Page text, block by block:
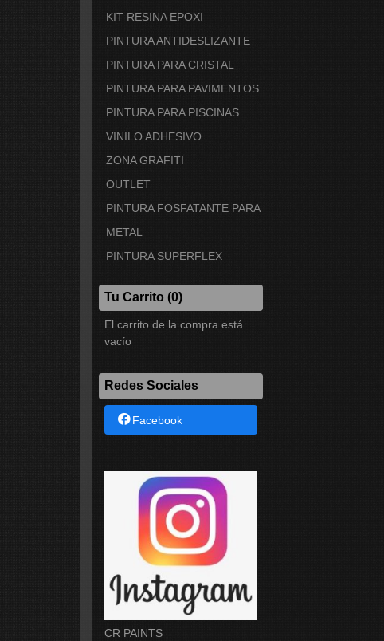
KIT RESINA EPOXI
PINTURA ANTIDESLIZANTE
PINTURA PARA CRISTAL
PINTURA PARA PAVIMENTOS
PINTURA PARA PISCINAS
VINILO ADHESIVO
ZONA GRAFITI
OUTLET
PINTURA FOSFATANTE PARA
METAL
PINTURA SUPERFLEX
Tu Carrito (0)
El carrito de la compra está
vacío
Redes Sociales
Facebook
CR PAINTS